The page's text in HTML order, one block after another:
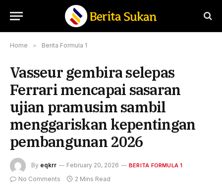
Home » Berita Formula 1
Vasseur gembira selepas
Ferrari mencapai sasaran
ujian pramusim sambil
menggariskan kepentingan
pembangunan 2026
By eqkrr February 20, 2026 BERITA FORMULA 1
No Comments 2 Mins Read